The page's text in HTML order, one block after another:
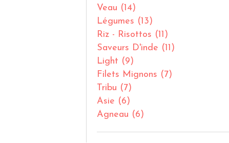
Veau (14)
Légumes (13)
Riz - Risottos (11)
Saveurs D'inde (11)
Light (9)
Filets Mignons (7)
Tribu (7)
Asie (6)
Agneau (6)